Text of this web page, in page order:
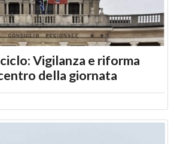
Vigilanza e riforma
della giornata